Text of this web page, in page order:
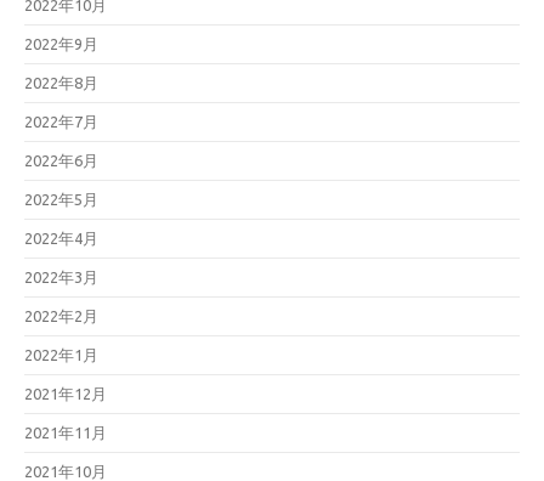
2022年10月
2022年9月
2022年8月
2022年7月
2022年6月
2022年5月
2022年4月
2022年3月
2022年2月
2022年1月
2021年12月
2021年11月
2021年10月